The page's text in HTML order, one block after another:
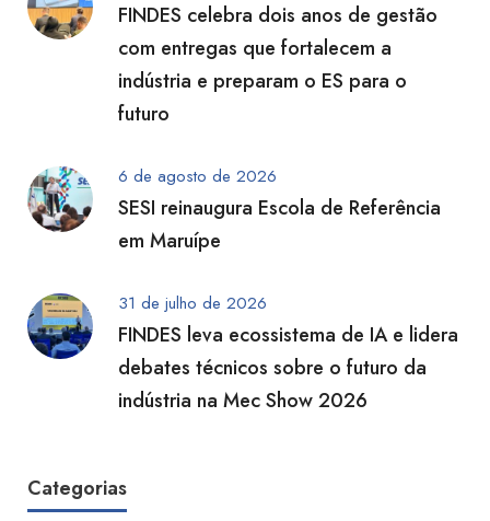
FINDES celebra dois anos de gestão
com entregas que fortalecem a
indústria e preparam o ES para o
futuro
6 de agosto de 2026
SESI reinaugura Escola de Referência
em Maruípe
31 de julho de 2026
FINDES leva ecossistema de IA e lidera
debates técnicos sobre o futuro da
indústria na Mec Show 2026
Categorias